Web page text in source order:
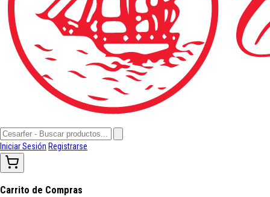
Iniciar Sesión Registrarse
Carrito de Compras